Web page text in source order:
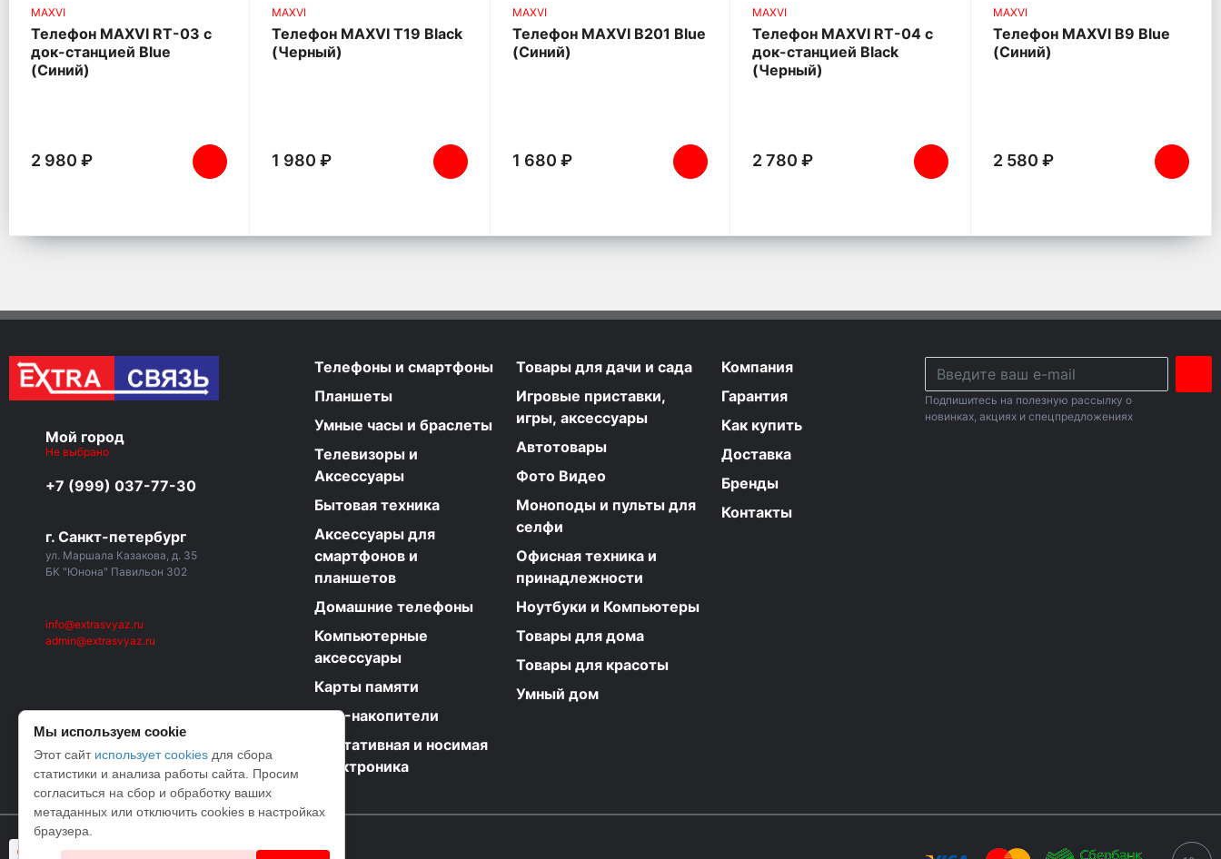
MAXVI
Телефон MAXVI RT-03 с
док-станцией Blue
(Синий)
2 980 ₽
MAXVI
Телефон MAXVI T19 Black
(Черный)
1 980 ₽
MAXVI
Телефон MAXVI B201 Blue
(Синий)
1 680 ₽
MAXVI
Телефон MAXVI RT-04 с
док-станцией Black
(Черный)
2 780 ₽
MAXVI
Телефон MAXVI B9 Blue
(Синий)
2 580 ₽
Мой город
Не выбрано
+7 (999) 037-77-30
г. Санкт-петербург
ул. Маршала Казакова, д. 35
БК "Юнона" Павильон 302
info@extrasvyaz.ru
admin@extrasvyaz.ru
Телефоны и смартфоны
Планшеты
Умные часы и браслеты
Телевизоры и
Аксессуары
Бытовая техника
Аксессуары для
смартфонов и
планшетов
Домашние телефоны
Компьютерные
аксессуары
Карты памяти
USB-накопители
Портативная и носимая
электроника
Товары для дачи и сада
Игровые приставки,
игры, аксессуары
Автотовары
Фото Видео
Моноподы и пульты для
селфи
Офисная техника и
принадлежности
Ноутбуки и Компьютеры
Товары для дома
Товары для красоты
Умный дом
Компания
Гарантия
Как купить
Доставка
Бренды
Контакты
Подпишитесь на полезную рассылку о
новинках, акциях и спецпредложениях
Мы используем cookie
Этот сайт использует cookies для сбора
статистики и анализа работы сайта. Просим
согласиться на сбор и обработку ваших
метаданных или отключить cookies в настройках
браузера.